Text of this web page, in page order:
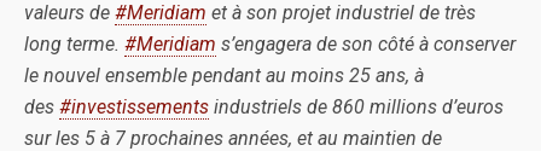
valeurs de #Meridiam et à son projet industriel de très
long terme. #Meridiam s’engagera de son côté à conserver
le nouvel ensemble pendant au moins 25 ans, à
des #investissements industriels de 860 millions d’euros
sur les 5 à 7 prochaines années, et au maintien de